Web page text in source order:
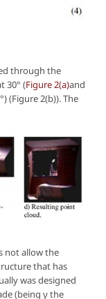
through the
30° (Figure 2(a)and
(Figure 2(b)). The
not allow the
that has
was designed
(being γ the